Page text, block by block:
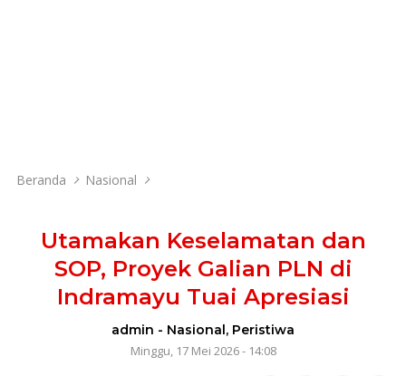
Beranda Nasional
Utamakan Keselamatan dan
SOP, Proyek Galian PLN di
Indramayu Tuai Apresiasi
admin - Nasional, Peristiwa
Minggu, 17 Mei 2026 - 14:08